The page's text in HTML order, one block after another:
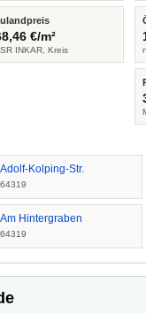
€/m²
INKAR, Kreis
Adolf-Kolping-Str.
64319
Am Hintergraben
64319